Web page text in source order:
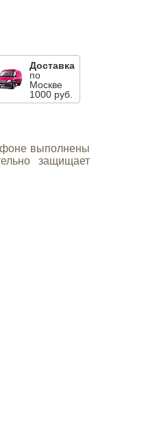
Доставка
по
Москве
1000 руб.
выполнены
защищает